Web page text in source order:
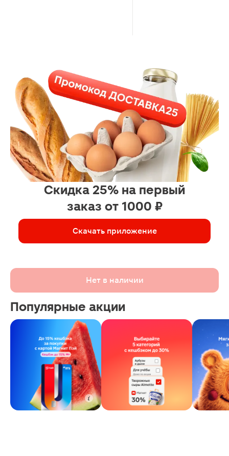
Скидка 25% на первый
заказ от 1000 ₽
Скачать приложение
Нет в наличии
Популярные акции